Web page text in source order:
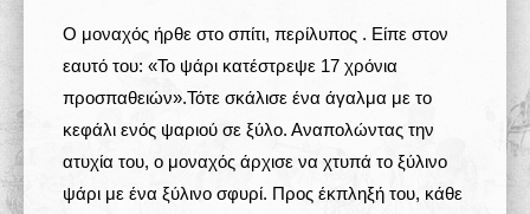
Ο μοναχός ήρθε στο σπίτι, περίλυπος . Είπε στον
εαυτό του: «Το ψάρι κατέστρεψε 17 χρόνια
προσπαθειών».Τότε σκάλισε ένα άγαλμα με το
κεφάλι ενός ψαριού σε ξύλο. Αναπολώντας την
ατυχία του, ο μοναχός άρχισε να χτυπά το ξύλινο
ψάρι με ένα ξύλινο σφυρί. Προς έκπληξή του, κάθε